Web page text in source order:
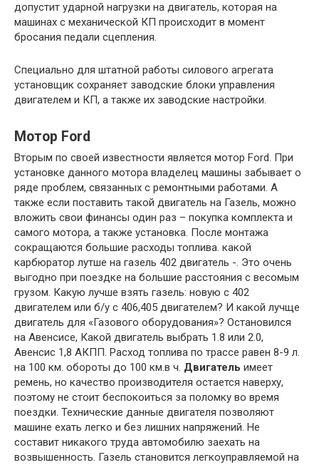
допустит ударной нагрузки на двигатель, которая на
машинах с механической КП происходит в момент
бросания педали сцепления.
Специально для штатной работы силового агрегата
установщик сохраняет заводские блоки управления
двигателем и КП, а также их заводские настройки.
Мотор Ford
Вторым по своей известности является мотор Ford. При
установке данного мотора владелец машины забывает о
ряде проблем, связанных с ремонтными работами. А
также если поставить такой двигатель на Газель, можно
вложить свои финансы один раз – покупка комплекта и
самого мотора, а также установка. После монтажа
сокращаются большие расходы топлива. какой
карбюратор лутше на газель 402 двигатель -. Это очень
выгодно при поездке на большие расстояния с весомым
грузом. Какую лучше взять газель: новую с 402
двигателем или б/у с 406,405 двигателем? И какой лучще
двигатель для «Газового оборудования»? Остановился
на Авенсисе, Какой двигатель выбрать 1.8 или 2.0,
Авенсис 1,8 АКПП. Расход топлива по трассе равен 8-9 л.
на 100 км. обороты до 100 км.в ч. Двигатель имеет
ремень, но качество производителя остается наверху,
поэтому не стоит беспокоиться за поломку во время
поездки. Технические данные двигателя позволяют
машине ехать легко и без лишних напряжений. Не
составит никакого труда автомобилю заехать на
возвышенность. Газель становится легкоуправляемой на